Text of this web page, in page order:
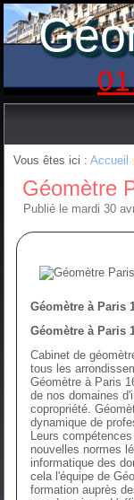
Vous êtes ici :Accueil
Géomètre
Publié le mardi 30
Géomètre à Paris
Géomètre à Paris
Cabinet de
tous les
Géomètre à Paris
de nos domaines
copropriété.
dynamique de
Leurs
nouvelles normes
informatique des
cela l'équipe de
formation auprès